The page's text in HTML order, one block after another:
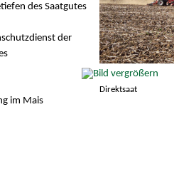
Direktsaat
des Saatgutes
der
im Mais